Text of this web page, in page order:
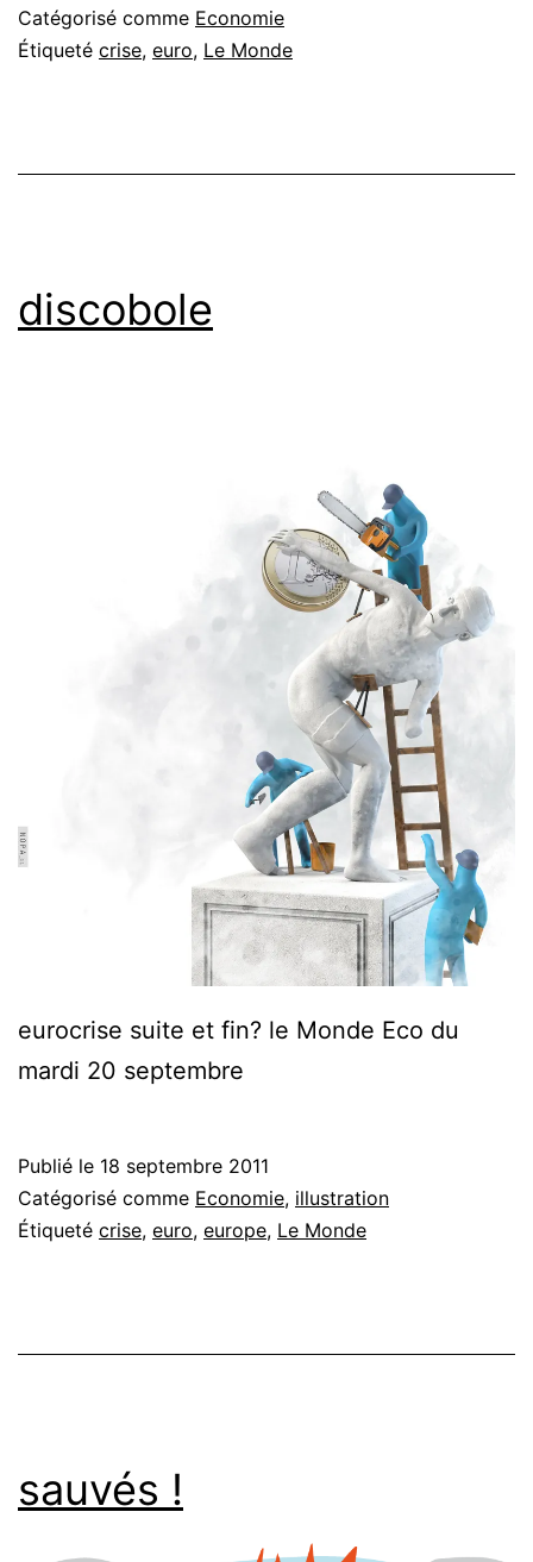
Catégorisé comme Economie
Étiqueté crise, euro, Le Monde
discobole
eurocrise suite et fin? le Monde Eco du
mardi 20 septembre
Publié le 18 septembre 2011
Catégorisé comme Economie, illustration
Étiqueté crise, euro, europe, Le Monde
sauvés !